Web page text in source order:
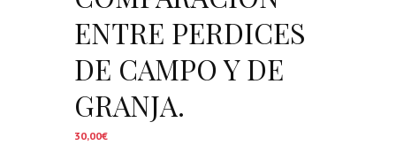
ENTRE PERDICES
DE CAMPO Y DE
GRANJA.
30,00€